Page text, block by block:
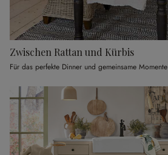
Zwischen Rattan und Kürbis
Für das perfekte Dinner und gemeinsame Momente